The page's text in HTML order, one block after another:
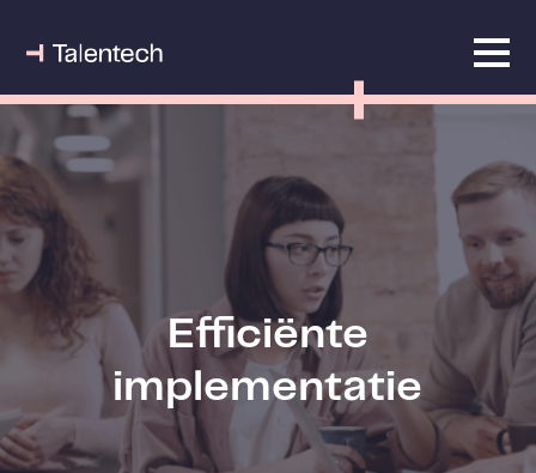
Efficiënte
implementatie